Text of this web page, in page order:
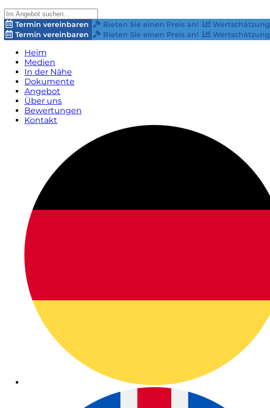
Termin vereinbaren Bieten Sie einen Preis an!
Wertschätzung
Termin vereinbaren
Bieten Sie einen Preis an! Wertschätzung
Heim
Medien
In der Nähe
Dokumente
Angebot
Über uns
Bewertungen
Kontakt